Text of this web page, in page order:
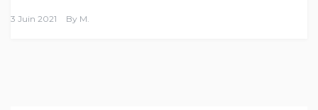
3 Juin 2021 By M.